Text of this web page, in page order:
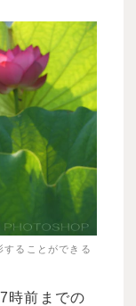
することができる
時前までの